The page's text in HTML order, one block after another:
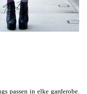
passen in elke garderobe.